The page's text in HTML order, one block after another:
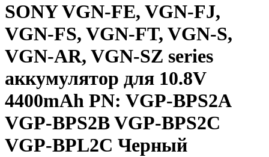
SONY VGN-FE, VGN-FJ,
VGN-FS, VGN-FT, VGN-S,
VGN-AR, VGN-SZ series
аккумулятор для 10.8V
4400mAh PN: VGP-BPS2A
VGP-BPS2B VGP-BPS2C
VGP-BPL2C Черный